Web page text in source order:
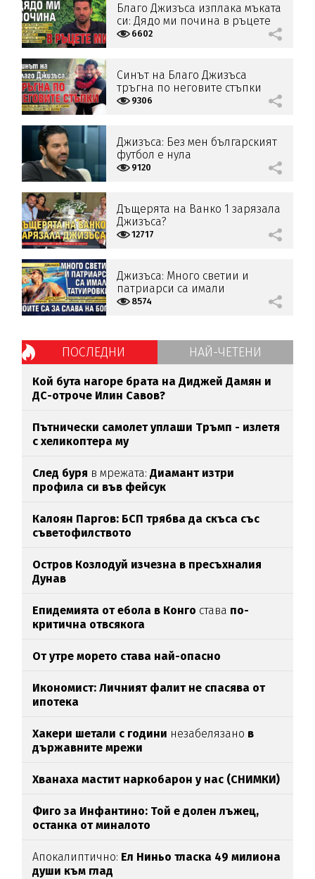
Благо Джизъса изплака мъката
си: Дядо ми почина в ръцете
ми!6602
Синът на Благо Джизъса
тръгна по неговите стъпки
9306
Джизъса: Без мен българският
футбол е нула
9120
Дъщерята на Ванко 1 зарязала
Джизъса?
12717
Джизъса: Много светии и
патриарси са имали
татуировки, моите са за слава
8574
ПОСЛЕДНИ НАЙ-ЧЕТЕНИ
Кой бута нагоре брата на Диджей Дамян и
ДС-отроче Илин Савов?
Пътнически самолет уплаши Тръмп - излетя
с хеликоптера му
След буря в мрежата:Диамант изтри
профила си във фейсук
Калоян Паргов: БСП трябва да скъса със
съветофилството
Остров Козлодуй изчезна в пресъхналия
Дунав
Епидемията от ебола в Конго става по-
критична отвсякога
От утре морето става най-опасно
Икономист: Личният фалит не спасява от
ипотека
Хакери шетали с години незабелязано в
държавните мрежи
Хванаха мастит наркобарон у нас (СНИМКИ)
Фиго за Инфантино: Той е долен лъжец,
останка от миналото
Апокалиптично: Ел Ниньо тласка 49 милиона
души към глад